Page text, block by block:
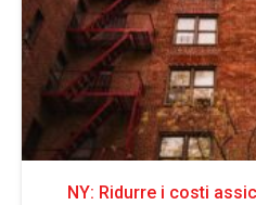
NY: Ridurre i costi